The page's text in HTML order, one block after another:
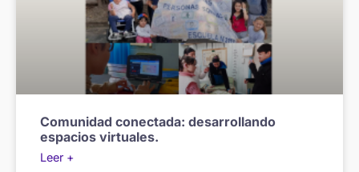
Comunidad conectada: desarrollando
espacios virtuales.
Leer +